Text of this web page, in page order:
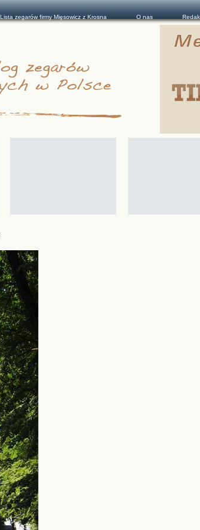
Lista zegarów firmy Mięsowicz z Krosna O nas